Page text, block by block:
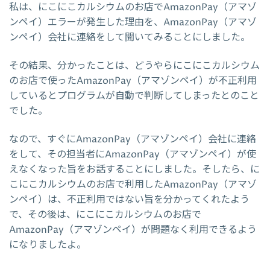
私は、にこにこカルシウムのお店でAmazonPay（アマゾ
ンペイ）エラーが発生した理由を、AmazonPay（アマゾ
ンペイ）会社に連絡をして聞いてみることにしました。
その結果、分かったことは、どうやらにこにこカルシウム
のお店で使ったAmazonPay（アマゾンペイ）が不正利用
しているとプログラムが自動で判断してしまったとのこと
でした。
なので、すぐにAmazonPay（アマゾンペイ）会社に連絡
をして、その担当者にAmazonPay（アマゾンペイ）が使
えなくなった旨をお話することにしました。そしたら、に
こにこカルシウムのお店で利用したAmazonPay（アマゾ
ンペイ）は、不正利用ではない旨を分かってくれたよう
で、その後は、にこにこカルシウムのお店で
AmazonPay（アマゾンペイ）が問題なく利用できるよう
になりましたよ。